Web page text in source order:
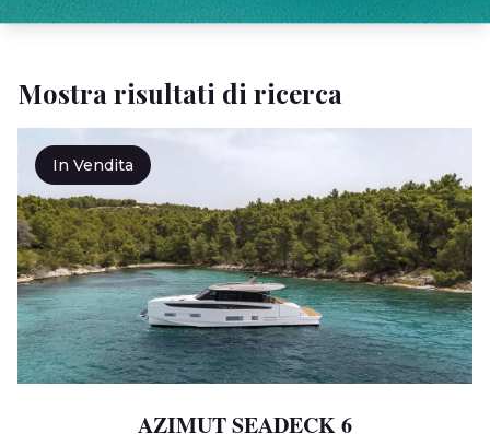
Mostra risultati di ricerca
In Vendita
AZIMUT SEADECK 6